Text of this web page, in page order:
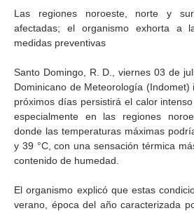
Las regiones noroeste, norte y
afectadas; el organismo exhorta a
medidas preventivas
Santo Domingo, R. D., viernes 03 de
Dominicano de Meteorología
próximos días persistirá el calor
especialmente en las regiones
donde las temperaturas máximas
y 39 °C, con una sensación térmica
contenido de humedad.
El organismo explicó que estas
verano, época del año caracterizada